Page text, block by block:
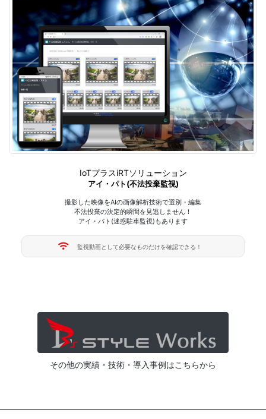
IoTプラスiRTソリューション
アイ・パト(不法投棄監視)
撮影した映像をAIの画像解析技術で選別・編集
不法投棄の決定的瞬間を見逃しません！
アイ・パト(迷惑駐車監視)もあります
監視動画として必要なものだけを確認できる！
その他の実績・技術・導入事例はこちらから